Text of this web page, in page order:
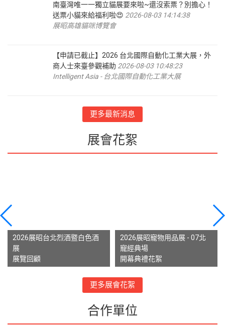
南臺灣唯一一獨立貓展要來啦~還沒索票？別擔心！
送票小貓來給福利啦😍 2026-08-03 14:14:38
展昭高雄貓咪博覽會
【申請已截止】2026 台北國際自動化工業大展，外
商人士來臺參觀補助 2026-08-03 10:48:23
Intelligent Asia - 台北國際自動化工業大展
更多最新消息
展會花絮
2026展昭台北烈酒暨白色酒
展
展覽回顧
2026展昭寵物用品展 - 07北
寵經典場
開幕典禮花絮
更多展會花絮
合作單位